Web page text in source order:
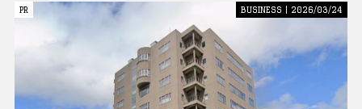
PR
PR BUSINESS | 2026/03/24